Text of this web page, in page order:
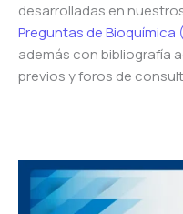
desarrolladas en
Preguntas de Bioquímica
además con bibliografía
previos y foros de